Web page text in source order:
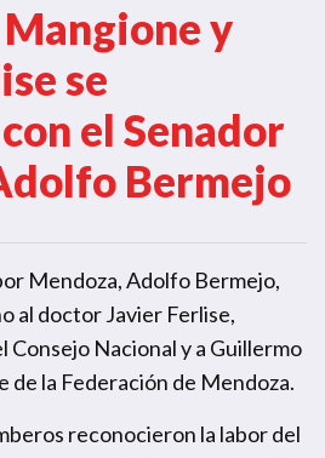
y
se
el Senador
Bermejo
Mendoza, Adolfo Bermejo,
al doctor Javier Ferlise,
Nacional y a Guillermo
de la Federación de Mendoza.
reconocieron la labor del